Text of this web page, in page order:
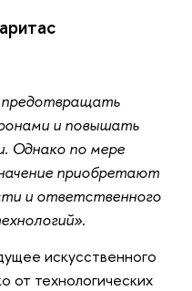
и повышать
Однако по мере
приобретают
и ответственного
искусственного
от технологических